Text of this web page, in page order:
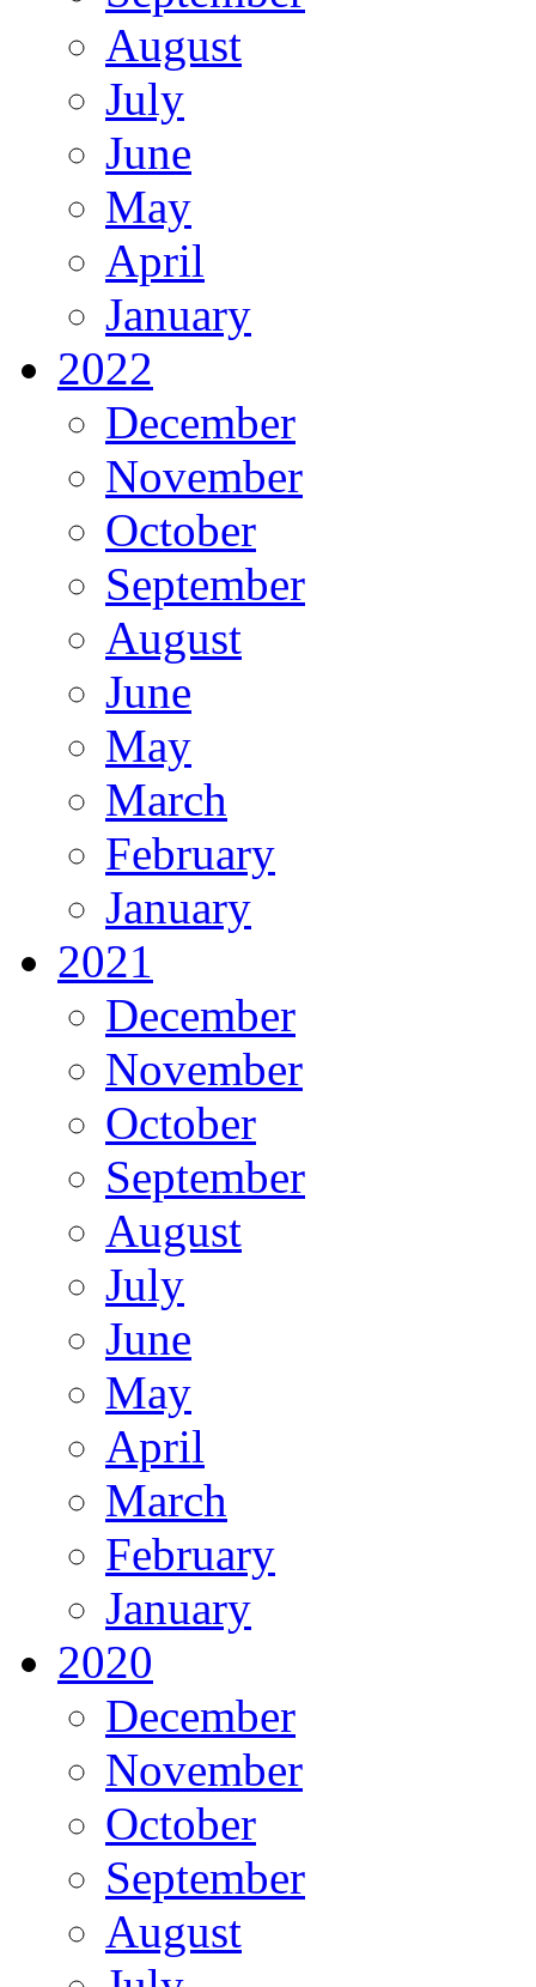
August
July
June
May
April
January
2022
December
November
October
September
August
June
May
March
February
January
2021
December
November
October
September
August
July
June
May
April
March
February
January
2020
December
November
October
September
August